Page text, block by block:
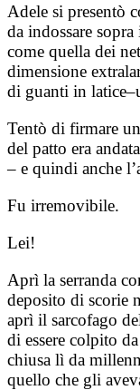
Adele si presentò
da indossare
come quella dei
dimensione
di guanti in
Tentò di firmare
del patto era
– e quindi anche
Fu irremovibile.
Lei!
Aprì la serranda
deposito di scorie
aprì il sarcofago
di essere colpito
chiusa lì da
quello che gli